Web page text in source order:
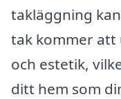
takläggning
tak kommer
och estetik,
ditt hem som